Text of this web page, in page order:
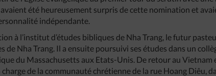
été heureusement surpris de cette nomination et
indépendante.
à l’institut d’études bibliques de Nha Trang, le futur
de Nha Trang. Il a ensuite poursuivi ses études dans un
du Massachusetts aux Etats-Unis. De retour au
de la communauté chrétienne de la rue Hoang Diêu,